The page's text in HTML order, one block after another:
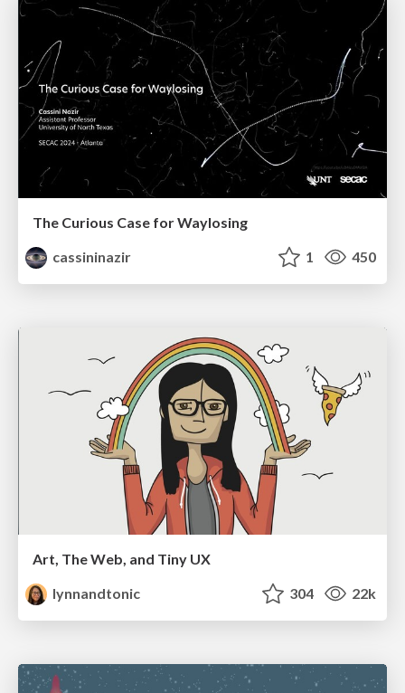
The Curious Case for Waylosing
cassininazir
1 450
Art, The Web, and Tiny UX
lynnandtonic
304 22k